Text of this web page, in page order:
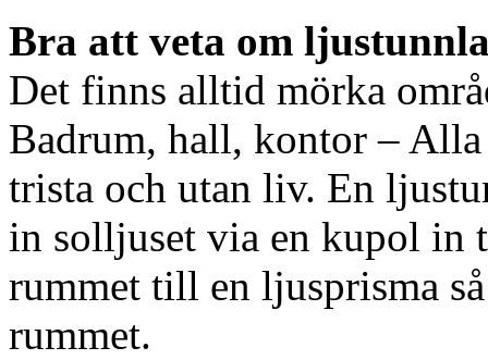
Bra att veta om
Det finns alltid mörka
Badrum, hall, kontor – Alla
trista och utan liv. En
in solljuset via en kupol in
rummet till en ljusprisma
rummet.